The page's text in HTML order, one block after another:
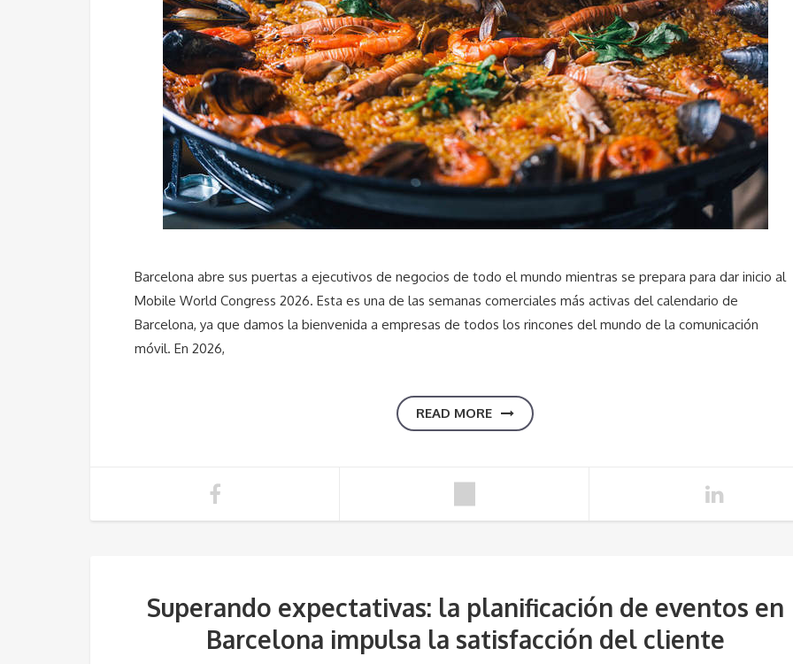
Barcelona abre sus puertas a ejecutivos de negocios de todo el mundo mientras se prepara para dar inicio al
Mobile World Congress 2026. Esta es una de las semanas comerciales más activas del calendario de
Barcelona, ya que damos la bienvenida a empresas de todos los rincones del mundo de la comunicación
móvil. En 2026,
READ MORE
Superando expectativas: la planificación de eventos en
Barcelona impulsa la satisfacción del cliente